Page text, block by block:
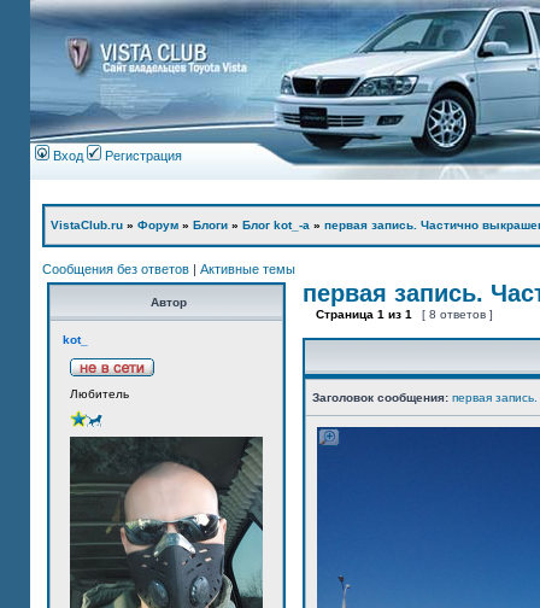
Вход Регистрация
VistaClub.ru » Форум » Блоги » Блог kot_-а » первая запись. Частично
Сообщения без ответов | Активные темы
Автор
kot_
Любитель
первая запись.
Страница 1 из 1 [ 8 ответов ]
Заголовок сообщения: первая